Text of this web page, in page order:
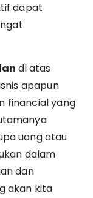
dapat
di atas
apapun
financial yang
uang atau
dalam
dan
akan kita